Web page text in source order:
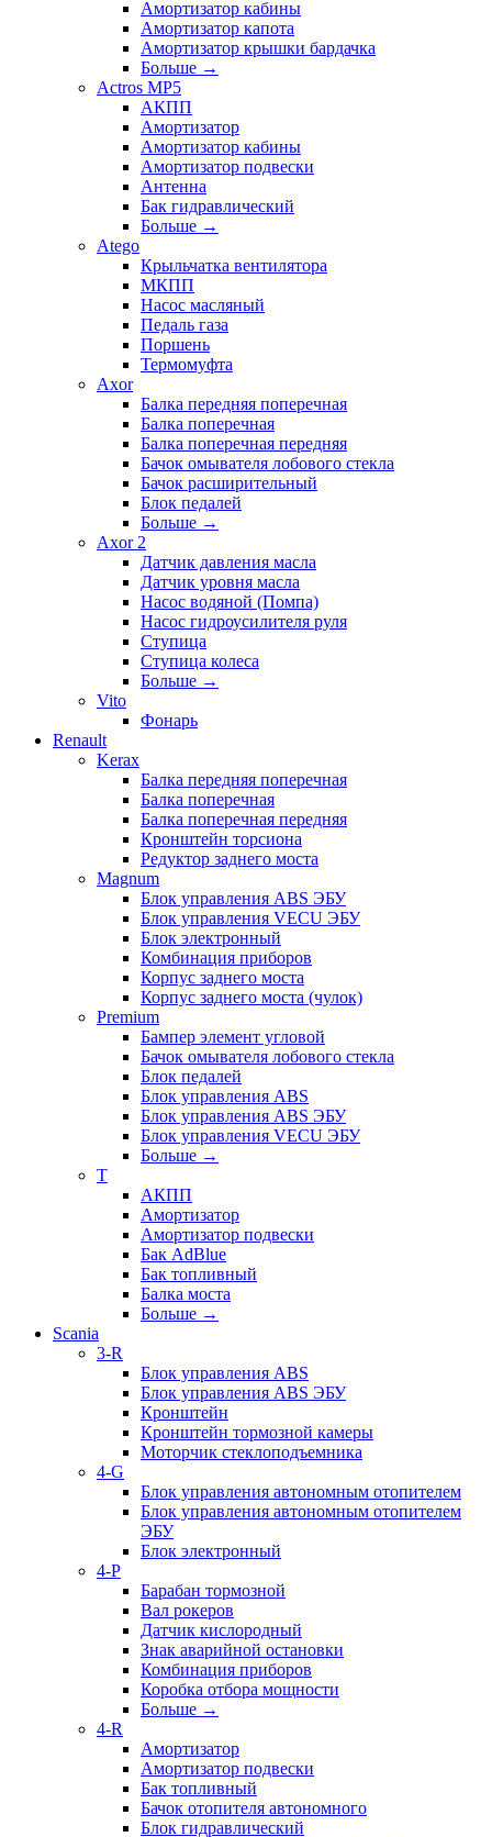
Амортизатор кабины
Амортизатор капота
Амортизатор крышки бардачка
Больше →
Actros MP5
АКПП
Амортизатор
Амортизатор кабины
Амортизатор подвески
Антенна
Бак гидравлический
Больше →
Atego
Крыльчатка вентилятора
МКПП
Насос масляный
Педаль газа
Поршень
Термомуфта
Axor
Балка передняя поперечная
Балка поперечная
Балка поперечная передняя
Бачок омывателя лобового стекла
Бачок расширительный
Блок педалей
Больше →
Axor 2
Датчик давления масла
Датчик уровня масла
Насос водяной (Помпа)
Насос гидроусилителя руля
Ступица
Ступица колеса
Больше →
Vito
Фонарь
Renault
Kerax
Балка передняя поперечная
Балка поперечная
Балка поперечная передняя
Кронштейн торсиона
Редуктор заднего моста
Magnum
Блок управления ABS ЭБУ
Блок управления VECU ЭБУ
Блок электронный
Комбинация приборов
Корпус заднего моста
Корпус заднего моста (чулок)
Premium
Бампер элемент угловой
Бачок омывателя лобового стекла
Блок педалей
Блок управления ABS
Блок управления ABS ЭБУ
Блок управления VECU ЭБУ
Больше →
T
АКПП
Амортизатор
Амортизатор подвески
Бак AdBlue
Бак топливный
Балка моста
Больше →
Scania
3-R
Блок управления ABS
Блок управления ABS ЭБУ
Кронштейн
Кронштейн тормозной камеры
Моторчик стеклоподъемника
4-G
Блок управления автономным отопителем
Блок управления автономным отопителем
ЭБУ
Блок электронный
4-P
Барабан тормозной
Вал рокеров
Датчик кислородный
Знак аварийной остановки
Комбинация приборов
Коробка отбора мощности
Больше →
4-R
Амортизатор
Амортизатор подвески
Бак топливный
Бачок отопителя автономного
Блок гидравлический